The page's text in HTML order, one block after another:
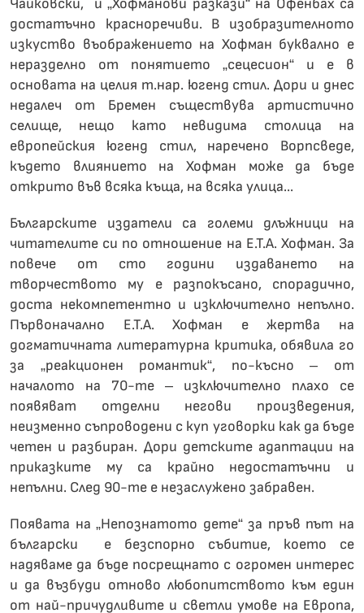
Чайковски, и „Хофманови разкази“ на Офенбах са
достатъчно красноречиви. В изобразителното
изкуство въображението на Хофман буквално е
неразделно от понятието „сецесион“ и е в
основата на целия т.нар. югенд стил. Дори и днес
недалеч от Бремен съществува артистично
селище, нещо като невидима столица на
европейския югенд стил, наречено Ворпсведе,
където влиянието на Хофман може да бъде
открито във всяка къща, на всяка улица...
Българските издатели са големи длъжници на
читателите си по отношение на Е.Т.А. Хофман. За
повече от сто години издаването на
творчеството му е разпокъсано, спорадично,
доста некомпетентно и изключително непълно.
Първоначално Е.Т.А. Хофман е жертва на
догматичната литературна критика, обявила го
за „реакционен романтик“, по-късно – от
началото на 70-те – изключително плахо се
появяват отделни негови произведения,
неизменно съпроводени с куп уговорки как да бъде
четен и разбиран. Дори детските адаптации на
приказките му са крайно недостатъчни и
непълни. След 90-те е незаслужено забравен.
Появата на „Непознатото дете“ за пръв път на
български е безспорно събитие, което се
надяваме да бъде посрещнато с огромен интерес
и да възбуди отново любопитството към един
от най-причудливите и светли умове на Европа,